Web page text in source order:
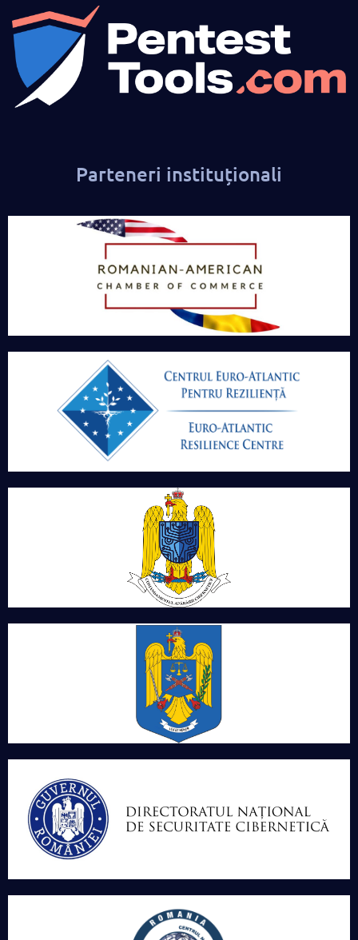
Parteneri instituționali